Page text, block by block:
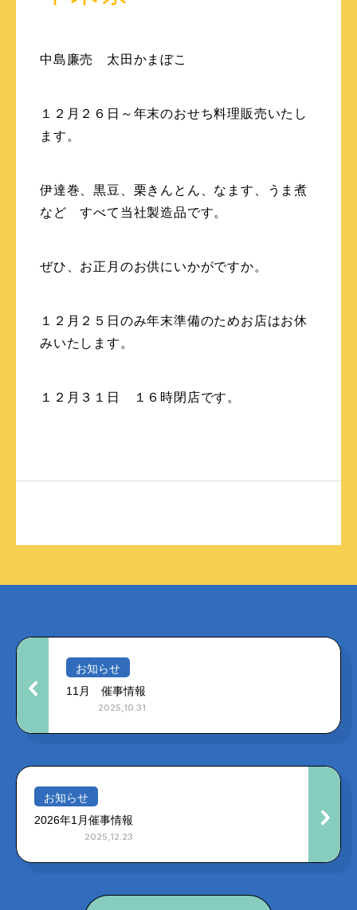
中島廉売 太田かまぼこ
１２月２６日～年末のおせち料理販売いたし
ます。
伊達巻、黒豆、栗きんとん、なます、うま煮
など すべて当社製造品です。
ぜひ、お正月のお供にいかがですか。
１２月２５日のみ年末準備のためお店はお休
みいたします。
１２月３１日 １６時閉店です。
お知らせ
11月 催事情報
2025,10.31
お知らせ
2026年1月催事情報
2025,12.23